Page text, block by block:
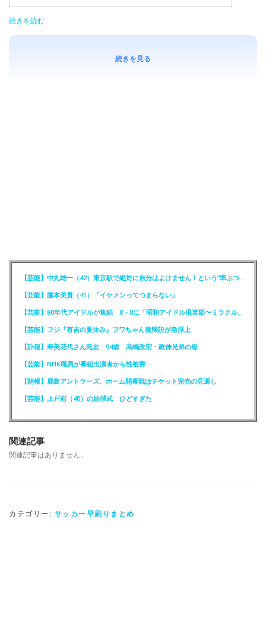
続きを読む
続きを見る
【芸能】藤本美貴（41）「イケメンってつまらない」
【芸能】80年代アイドルが集結 8・8に「昭和アイドル倶楽部〜ミラクル同窓会〜」を開催
【芸能】フジ『有吉の夏休み』フワちゃん復帰説が急浮上
【訃報】寿美花代さん死去 94歳 高嶋政宏・政伸兄弟の母
【芸能】NHK職員が番組出演者から性被害
【朗報】鹿島アントラーズ、ホーム開幕戦はチケット完売の見通し
【芸能】上戸彩（40）の始球式 ひどすぎた
関連記事
関連記事はありません。
カテゴリー: サッカー早刷りまとめ